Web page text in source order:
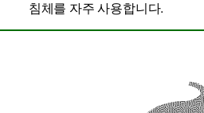
침체를 자주 사용합니다.